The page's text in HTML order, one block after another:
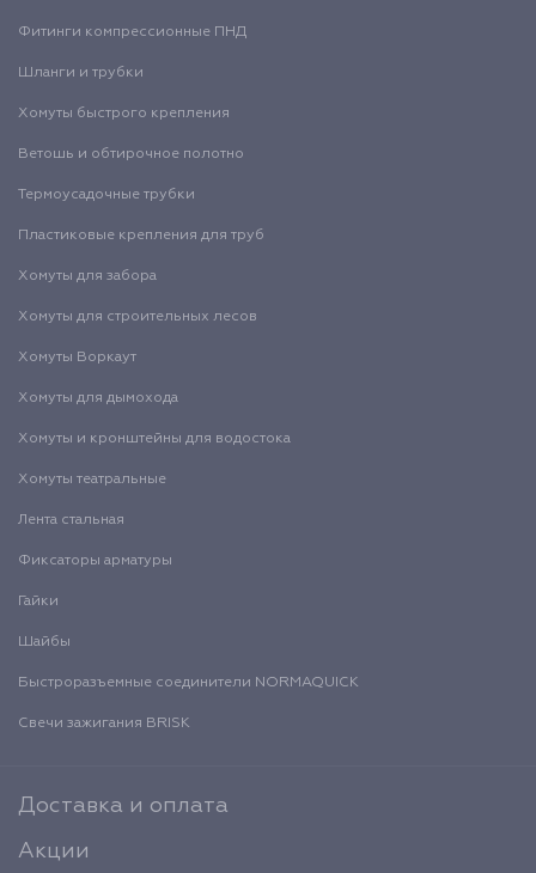
Фитинги компрессионные ПНД
Шланги и трубки
Хомуты быстрого крепления
Ветошь и обтирочное полотно
Термоусадочные трубки
Пластиковые крепления для труб
Хомуты для забора
Хомуты для строительных лесов
Хомуты Воркаут
Хомуты для дымохода
Хомуты и кронштейны для водостока
Хомуты театральные
Лента стальная
Фиксаторы арматуры
Гайки
Шайбы
Быстроразъемные соединители NORMAQUICK
Свечи зажигания BRISK
Доставка и оплата
Акции